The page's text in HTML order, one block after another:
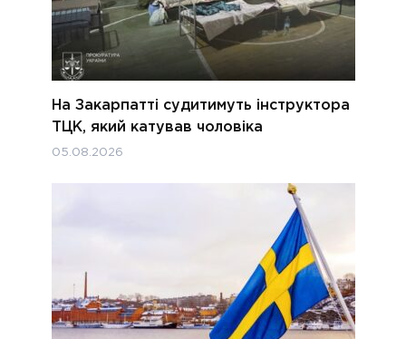
На Закарпатті судитимуть інструктора
ТЦК, який катував чоловіка
05.08.2026